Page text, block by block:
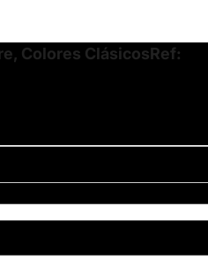
Colores ClásicosRef: